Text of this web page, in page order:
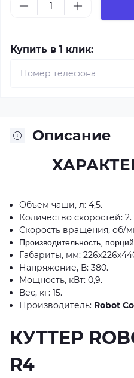
Купить в 1 клик:
Описание
Объем чаши, л: 4,5.
Количество скоростей: 2.
Скорость вращения, об/
Производительность,
Габариты, мм:
Напряжение, В: 380.
Мощность, кВт: 0,9.
Вес, кг: 15.
Производитель: Robot
​КУТТЕР
R4